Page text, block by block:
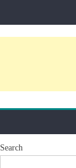
Search